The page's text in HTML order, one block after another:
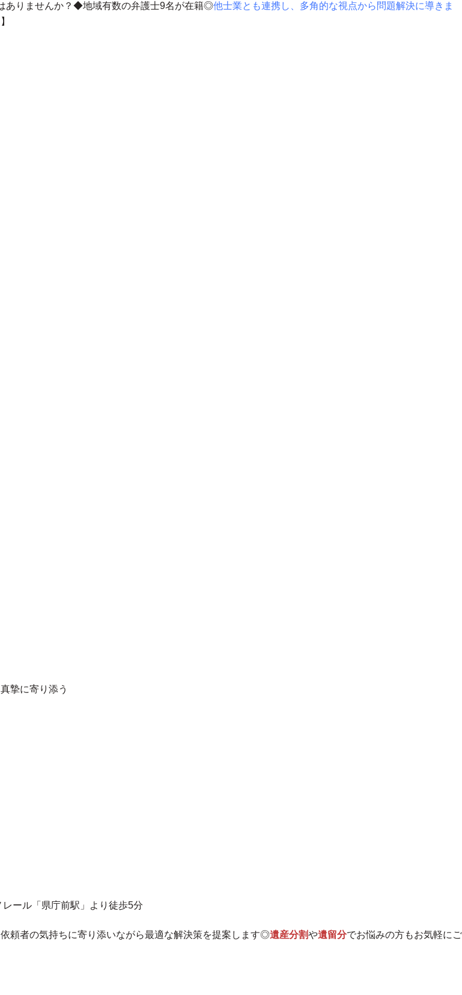
ありませんか？◆地域有数の弁護士9名が在籍◎他士業とも連携し、多角的な視点から問題解決に導きま
】
摯に寄り添う
ール「県庁前駅」より徒歩5分
頼者の気持ちに寄り添いながら最適な解決策を提案します◎遺産分割や遺留分でお悩みの方もお気軽にご